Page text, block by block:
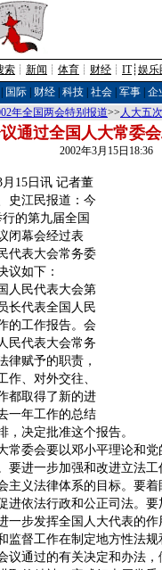
索 ┊ 新闻 ┊ 体育 ┊ 财经 ┊ IT┊ 娱乐
国际| 财经| 科技| 社会| 军事| 企
年全国两会特别报道>> 人大五
通过全国人大常委
2002年3月15日
15日讯 记者董
史江民报道：今
的第九届全国
闭幕会经过表
代表大会常务委
议如下：
民代表大会第
长代表全国人民
的工作报告。会
民代表大会常务
律赋予的职责，
作、对外交往、
都取得了新的进
一年工作的总结
，决定批准这个报告。
委会要以邓小平理论和党
要进一步加强和改进立法
主义法律体系的目标。要
进依法行政和公正司法。
一步发挥全国人大代表的
监督工作在制定地方性法
议通过的有关决定和办法